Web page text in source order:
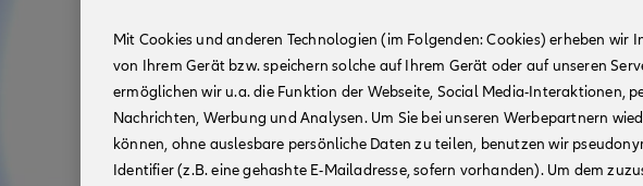
Mit Cookies und anderen Technologien (im Folgenden: Cookies) erheben wir
von Ihrem Gerät bzw. speichern solche auf Ihrem Gerät oder auf unseren
ermöglichen wir u.a. die Funktion der Webseite, Social Media-Interaktionen,
Nachrichten, Werbung und Analysen. Um Sie bei unseren Werbepartnern
können, ohne auslesbare persönliche Daten zu teilen, benutzen wir
Identifier (z.B. eine gehashte E-Mailadresse, sofern vorhanden). Um dem